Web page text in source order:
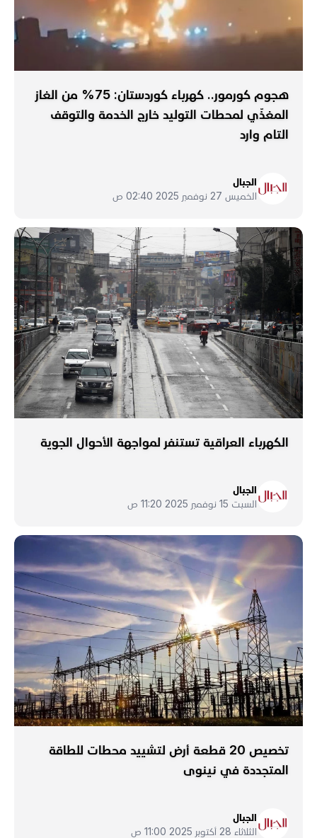
هجوم كورمور.. كهرباء كوردستان: 75% من الغاز
المغذّي لمحطات التوليد خارج الخدمة والتوقف
التام وارد
الجبال
الخميس 27 نوفمبر 2025 02:40 ص
الكهرباء العراقية تستنفر لمواجهة الأحوال الجوية
الجبال
السبت 15 نوفمبر 2025 11:20 ص
تخصيص 20 قطعة أرض لتشييد محطات للطاقة
المتجددة في نينوى
الجبال
الثلاثاء 28 أكتوبر 2025 11:00 ص